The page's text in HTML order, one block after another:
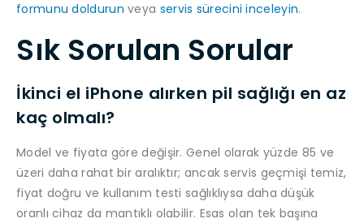
formunu doldurun veya servis sürecini inceleyin.
Sık Sorulan Sorular
İkinci el iPhone alırken pil sağlığı en az
kaç olmalı?
Model ve fiyata göre değişir. Genel olarak yüzde 85 ve
üzeri daha rahat bir aralıktır; ancak servis geçmişi temiz,
fiyat doğru ve kullanım testi sağlıklıysa daha düşük
oranlı cihaz da mantıklı olabilir. Esas olan tek başına